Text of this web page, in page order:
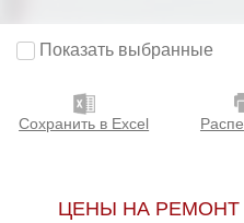
Показать выбранные
Сохранить в Excel
ЦЕНЫ НА РЕМОНТ